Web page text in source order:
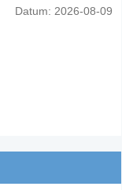
Datum: 2026-08-09